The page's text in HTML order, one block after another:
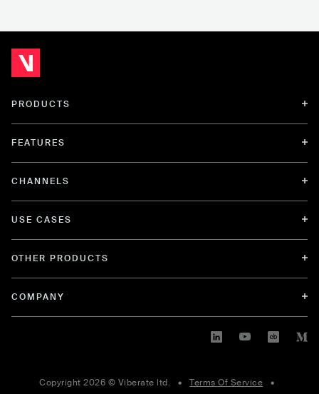
PRODUCTS
FEATURES
CHANNELS
USE CASES
OTHER PRODUCTS
COMPANY
Copyright2026 © Viberate ltd. • Terms Of Service
•